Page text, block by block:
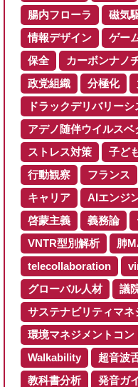
腸内フローラ
磁気
情報デザイン
ゲー
保全
カーボンナノ
政党組織
分極化
ドラックデリバリーシ
アデノ随伴ウイルスベ
ストレス対策
子ど
行動観察
フランス
キャリア
AIエンジ
啓蒙主義
義務論
VNTR型別解析
肺
telecollaboration
グローバル人材
議
サステナビリティマ
環境マネジメントコン
Walkability
超音波
教科書分析
発音ガ